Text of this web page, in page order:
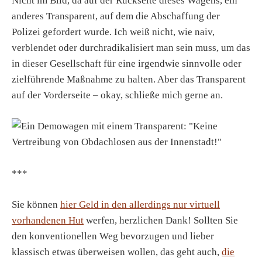
anderes Transparent, auf dem die Abschaffung der
Polizei gefordert wurde. Ich weiß nicht, wie naiv,
verblendet oder durchradikalisiert man sein muss, um das
in dieser Gesellschaft für eine irgendwie sinnvolle oder
zielführende Maßnahme zu halten. Aber das Transparent
auf der Vorderseite – okay, schließe mich gerne an.
***
Sie können hier Geld in den allerdings nur virtuell
vorhandenen Hut werfen, herzlichen Dank! Sollten Sie
den konventionellen Weg bevorzugen und lieber
klassisch etwas überweisen wollen, das geht auch, die